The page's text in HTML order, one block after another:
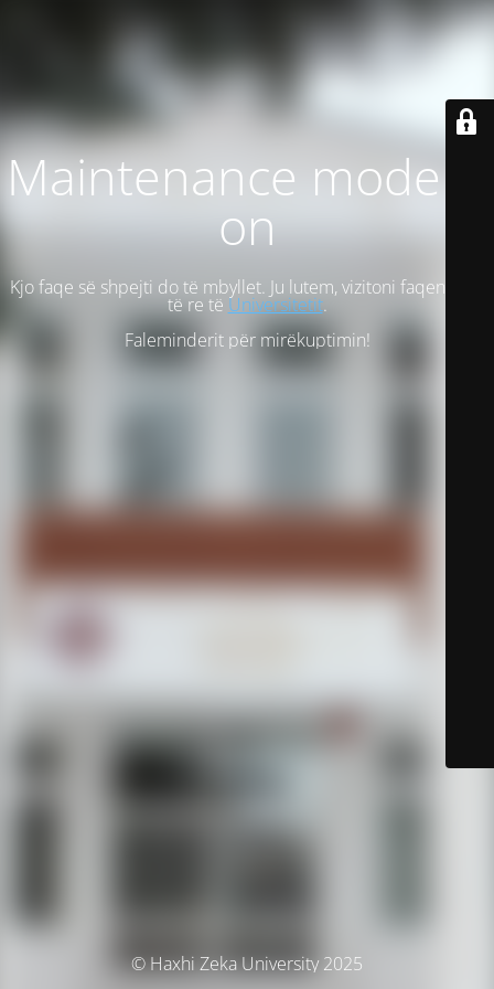
Maintenance mode is
on
Kjo faqe së shpejti do të mbyllet. Ju lutem, vizitoni faqen tonë
të re të Universitetit.
Faleminderit për mirëkuptimin!
© Haxhi Zeka University 2025